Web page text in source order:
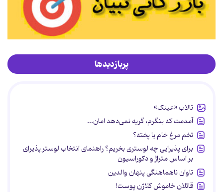
پربازدیدها
تالاب «عینک»
آمدمت که بنگرم، گریه نمی‌دهد امان...
تخم مرغ خام یا پخته؟
برای پذیرایی چه لوستری بخریم؟ راهنمای انتخاب لوستر پذیرای
بر اساس متراژ و دکوراسیون
تاوان ناهماهنگی پنهان والدین
قاتلان خاموش کلاژن پوست!